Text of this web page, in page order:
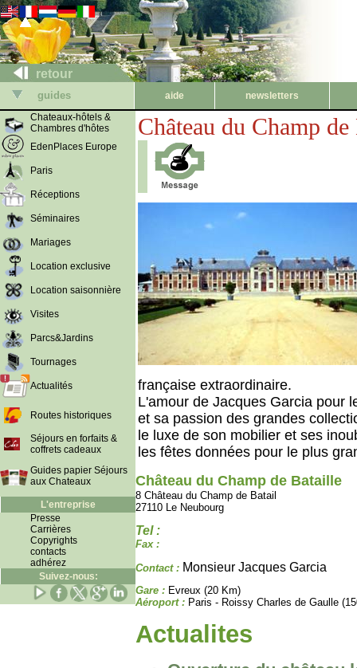
retour
guides aide
newsletters
Chateaux-hôtels &
Chambres d'hôtes
EdenPlaces Europe
Paris
Réceptions
Séminaires
Mariages
Location exclusive
Location saisonnière
Visites
Parcs&Jardins
Tournages
Actualités
Routes historiques
Séjours en forfaits &
coffrets cadeaux
Guides papier Séjours
aux Chateaux
L'entreprise
Presse
Carrières
Copyrights
contacts
adhérez
Suivez-nous:
Château du Champ
française extraordinaire.
L'amour de Jacques Garcia pour
et sa passion des grandes
le luxe de son mobilier et ses
les fêtes données pour le plus
Château du Champ de Bataille
8 Château du Champ de Batail
27110 Le Neubourg
Tel :
Fax :
Contact : Monsieur Jacques Garcia
Gare : Evreux (20 Km)
Aéroport : Paris - Roissy Charles de Gaulle
Actualites